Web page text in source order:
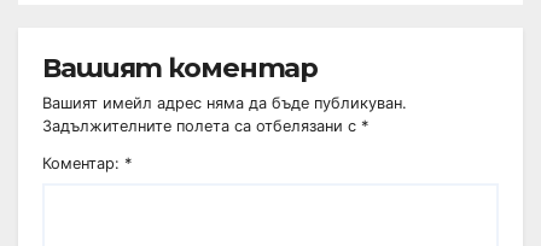
Вашият коментар
Вашият имейл адрес няма да бъде публикуван.
Задължителните полета са отбелязани с *
Коментар: *